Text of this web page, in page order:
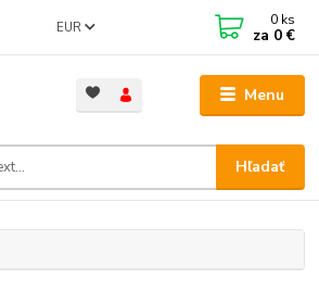
Menu
EUR
Hľadať
0 ks
za 0 €